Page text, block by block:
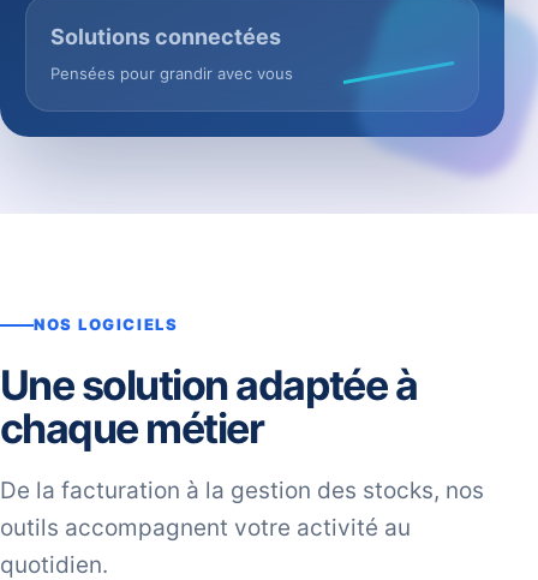
Solutions connectées
Pensées pour grandir avec vous
NOS LOGICIELS
Une solution adaptée à
chaque métier
De la facturation à la gestion des stocks, nos
outils accompagnent votre activité au
quotidien.